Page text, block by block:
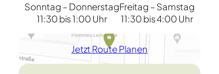
Sonntag – Donnerstag
11:30 bis 1:00 Uhr
Freitag – Samstag
11:30 bis 4:00 Uhr
Jetzt Route Planen